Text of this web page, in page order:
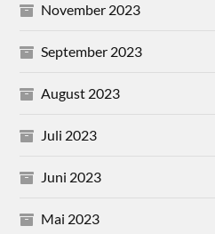
November 2023
September 2023
August 2023
Juli 2023
Juni 2023
Mai 2023